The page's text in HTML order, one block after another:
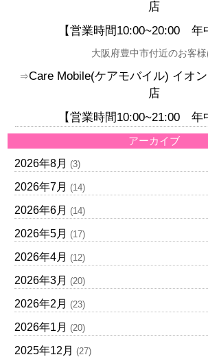
店
【営業時間10:00~20:00年中
大阪府豊中市付近のお客様
⇒Care Mobile(ケアモバイル) イオ
店
【営業時間10:00~21:00年中
アーカイブ
2026年8月 (3)
2026年7月 (14)
2026年6月 (14)
2026年5月 (17)
2026年4月 (12)
2026年3月 (20)
2026年2月 (23)
2026年1月 (20)
2025年12月 (27)